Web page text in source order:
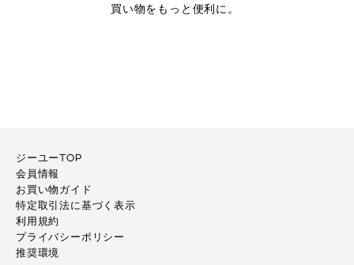
買い物をもっと便利に。
ジーユーTOP
会員情報
お買い物ガイド
特定取引法に基づく表示
利用規約
プライバシーポリシー
推奨環境